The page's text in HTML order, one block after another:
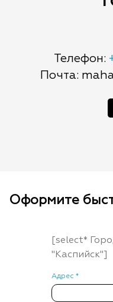
Телефон:
Почта:
Оформите
[select*
"Каспийск"]
Адрес *